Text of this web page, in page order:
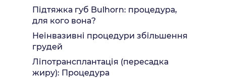
Підтяжка губ Bulhorn: процедура,
для кого вона?
Неінвазивні процедури збільшення
грудей
Ліпотрансплантація (пересадка
жиру): Процедура